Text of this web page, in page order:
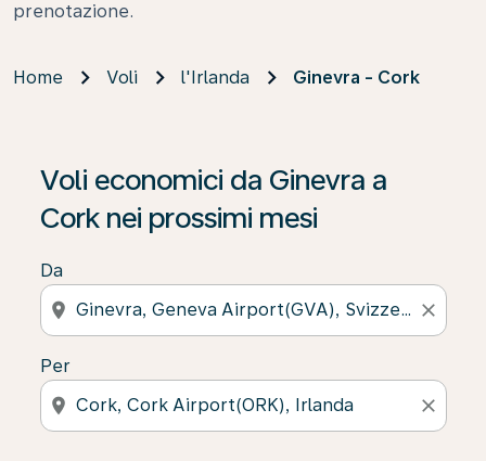
prenotazione.
Home Voli l'Irlanda Ginevra - Cork
Voli economici da Ginevra a
Cork nei prossimi mesi
Da
location_on close
Per
location_on close